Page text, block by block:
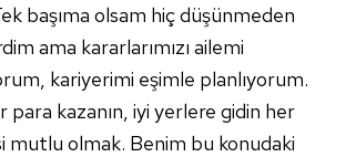
başıma olsam hiç düşünmeden
ama kararlarımızı ailemi
kariyerimi eşimle planlıyorum.
para kazanın, iyi yerlere gidin her
mutlu olmak. Benim bu konudaki